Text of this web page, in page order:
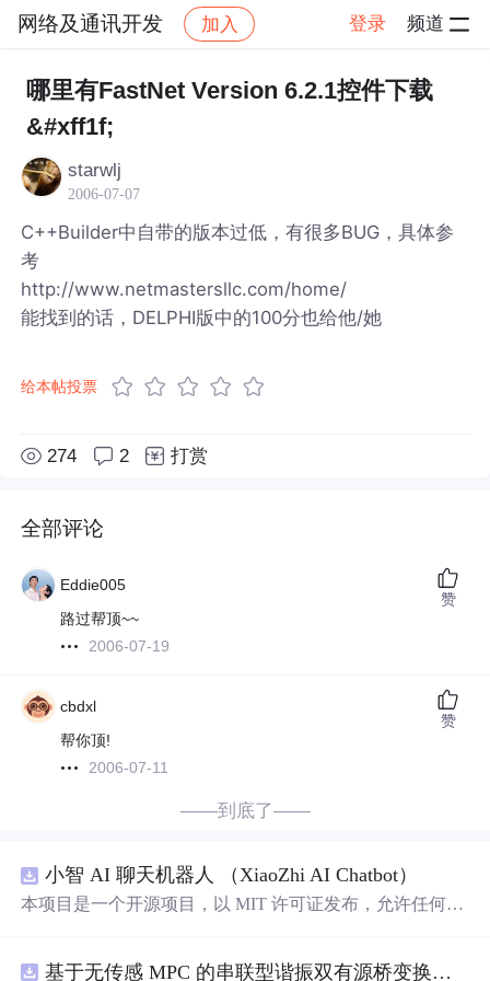
网络及通讯开发 加入 登录 频道
社区 网络及通讯开发
哪里有FastNet Version 6.2.1控件下载
&#xff1f;
starwlj
2006-07-07
C++Builder中自带的版本过低，有很多BUG，具体参
考
http://www.netmastersllc.com/home/
能找到的话，DELPHI版中的100分也给他/她
给本帖投票
274 2 打赏
全部评论
Eddie005
路过帮顶~~
2006-07-19
赞
cbdxl
帮你顶!
2006-07-11
赞
——到底了——
小智 AI 聊天机器人 （XiaoZhi AI Chatbot）
本项目是一个开源项目，以 MIT 许可证发布，允许任何人
速发展的大语言模型应用到实际的硬件设备中。无论你是
基于无传感 MPC 的串联型谐振双有源桥变换器动态性能优化（Simulink仿真实现）